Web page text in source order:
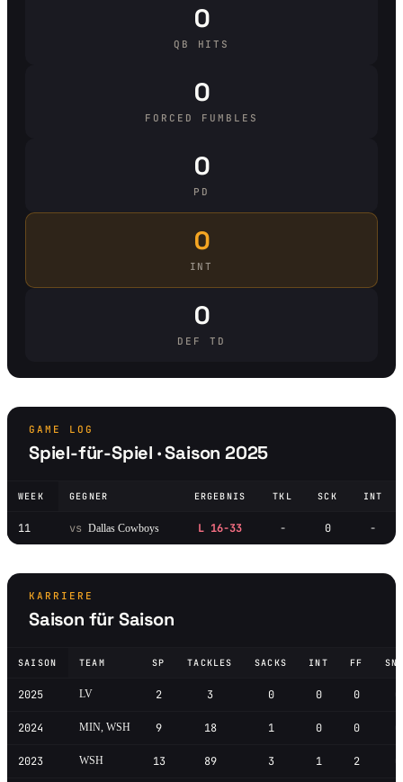
0
QB HITS
0
FORCED FUMBLES
0
PD
0
INT
0
DEF TD
GAME LOG
Spiel-für-Spiel · Saison 2025
WEEK GEGNER ERGEBNIS TKL SCK INT
11 vs Dallas Cowboys L 16-33 - 0 -
KARRIERE
Saison für Saison
SAISON TEAM SP TACKLES SACKS INT FF
2025 LV 2 3 0 0 0
2024 MIN, WSH 9 18 1 0 0
2023 WSH 13 89 3 1 2